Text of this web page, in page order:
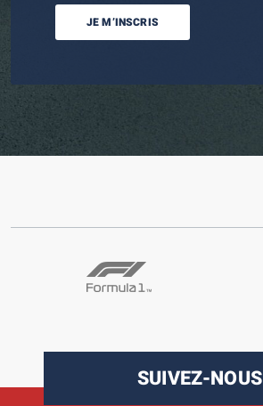
JE M’INSCRIS
SUIVEZ-NOUS